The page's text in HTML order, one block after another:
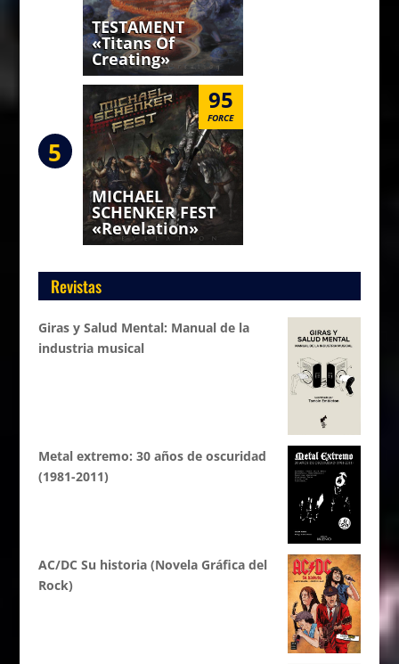
TESTAMENT
«Titans Of
Creating»
5
95
FORCE
MICHAEL
SCHENKER FEST
«Revelation»
Revistas
Giras y Salud Mental: Manual de la
industria musical
Metal extremo: 30 años de oscuridad
(1981-2011)
AC/DC Su historia (Novela Gráfica del
Rock)